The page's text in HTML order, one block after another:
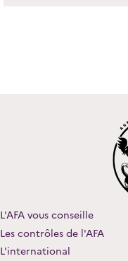
L'AFA vous conseille
Les contrôles de l'AFA
L'international